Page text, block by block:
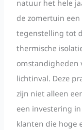
natuur het hele
de zomertuin een
tegenstelling tot
thermische
omstandigheden
lichtinval. Deze
zijn niet alleen
een investering
klanten die hoge